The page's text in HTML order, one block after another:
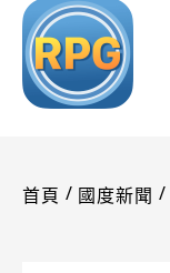
首頁 / 國度新聞 /